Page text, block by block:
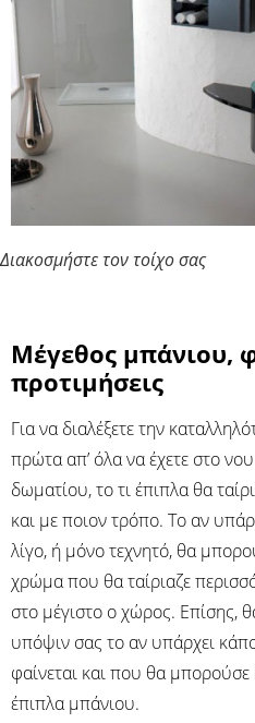
Διακοσμήστε τον τοίχο σας
Μέγεθος μπάνιου,
προτιμήσεις
Για να διαλέξετε την
πρώτα απ’ όλα να έχετε στο
δωματίου, το τι έπιπλα θα
και με ποιον τρόπο. Το αν
λίγο, ή μόνο τεχνητό, θα
χρώμα που θα ταίριαζε
στο μέγιστο ο χώρος. Επίσης,
υπόψιν σας το αν υπάρχει
φαίνεται και που θα
έπιπλα μπάνιου.